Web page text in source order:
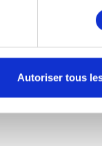
Autoriser tous
entre 80% et
assuré de